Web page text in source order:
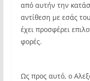
από αυτήν την
αντίθεση με εσάς
έχει προσφέρει
φορές.
Ως προς αυτό, ο